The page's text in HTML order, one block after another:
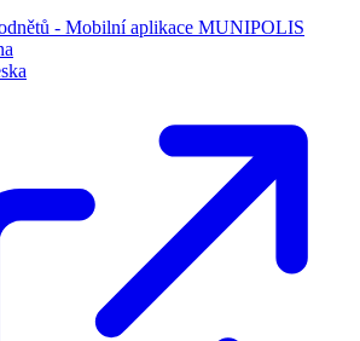
- Mobilní aplikace MUNIPOLIS